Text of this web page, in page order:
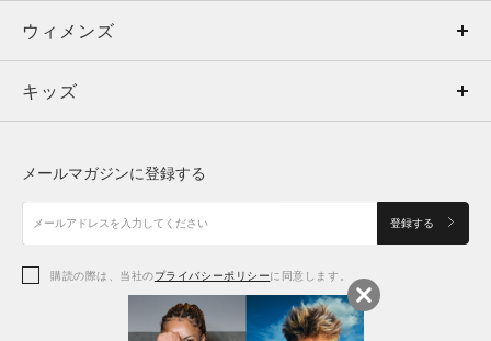
ウィメンズ
キッズ
アクセサリー
トップス
ボトムス
アクセサリー
ウィメンズ
トップス
シューズ
アクセサリー
キッズ
シューズ
メールマガジンに登録する
登録する
購読の際は、当社のプライバシーポリシーに同意します。